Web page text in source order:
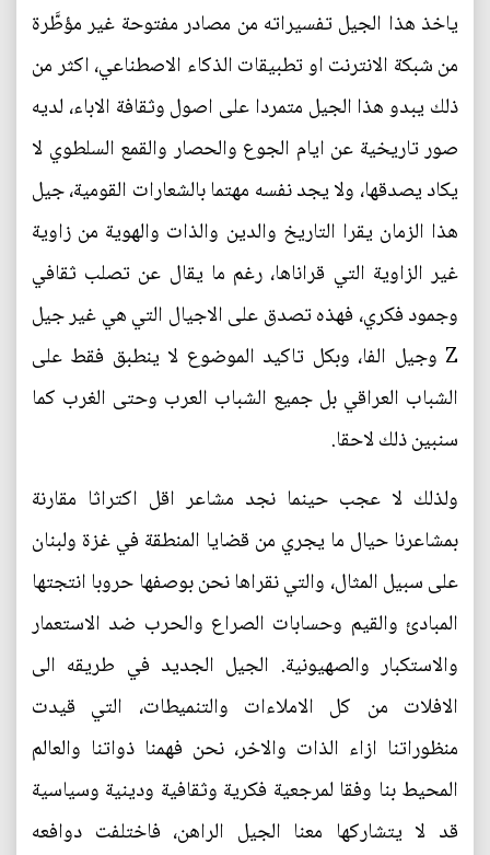
ياخذ هذا الجيل تفسيراته من مصادر مفتوحة غير مؤطَّرة
من شبكة الانترنت او تطبيقات الذكاء الاصطناعي، اكثر من
ذلك يبدو هذا الجيل متمردا على اصول وثقافة الاباء، لديه
صور تاريخية عن ايام الجوع والحصار والقمع السلطوي لا
يكاد يصدقها، ولا يجد نفسه مهتما بالشعارات القومية، جيل
هذا الزمان يقرا التاريخ والدين والذات والهوية من زاوية
غير الزاوية التي قراناها، رغم ما يقال عن تصلب ثقافي
وجمود فكري، فهذه تصدق على الاجيال التي هي غير جيل
Z وجيل الفا، وبكل تاكيد الموضوع لا ينطبق فقط على
الشباب العراقي بل جميع الشباب العرب وحتى الغرب كما
سنبين ذلك لاحقا.
ولذلك لا عجب حينما نجد مشاعر اقل اكتراثا مقارنة
بمشاعرنا حيال ما يجري من قضايا المنطقة في غزة ولبنان
على سبيل المثال، والتي نقراها نحن بوصفها حروبا انتجتها
المبادئ والقيم وحسابات الصراع والحرب ضد الاستعمار
والاستكبار والصهيونية. الجيل الجديد في طريقه الى
الافلات من كل الاملاءات والتنميطات، التي قيدت
منظوراتنا ازاء الذات والاخر، نحن فهمنا ذواتنا والعالم
المحيط بنا وفقا لمرجعية فكرية وثقافية ودينية وسياسية
قد لا يتشاركها معنا الجيل الراهن، فاختلفت دوافعه